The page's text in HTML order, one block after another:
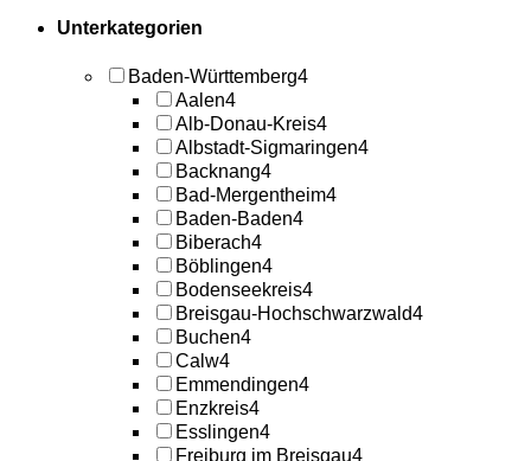
Unterkategorien
Baden-Württemberg4
Aalen4
Alb-Donau-Kreis4
Albstadt-Sigmaringen4
Backnang4
Bad-Mergentheim4
Baden-Baden4
Biberach4
Böblingen4
Bodenseekreis4
Breisgau-Hochschwarzwald4
Buchen4
Calw4
Emmendingen4
Enzkreis4
Esslingen4
Freiburg im Breisgau4